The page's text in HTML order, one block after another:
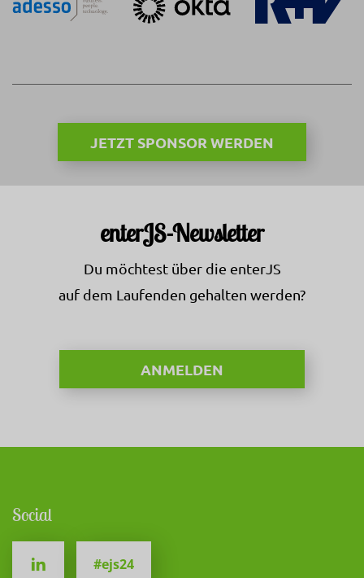
JETZT SPONSOR WERDEN
enterJS-Newsletter
Du möchtest über die enterJS
auf dem Laufenden gehalten werden?
ANMELDEN
Social
#ejs24